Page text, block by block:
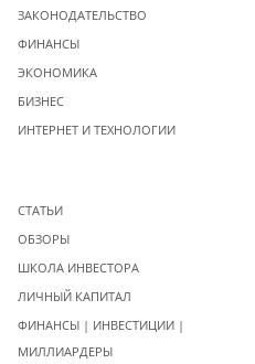
ЗАКОНОДАТЕЛЬСТВО
ФИНАНСЫ
ЭКОНОМИКА
БИЗНЕС
ИНТЕРНЕТ И ТЕХНОЛОГИИ
СТАТЬИ
ОБЗОРЫ
ШКОЛА ИНВЕСТОРА
ЛИЧНЫЙ КАПИТАЛ
ФИНАНСЫ | ИНВЕСТИЦИИ |
МИЛЛИАРДЕРЫ